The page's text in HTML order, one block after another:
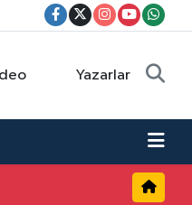
Yazarlar